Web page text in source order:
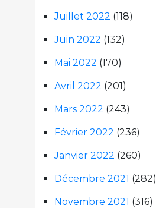
Juillet 2022 (118)
Juin 2022 (132)
Mai 2022 (170)
Avril 2022 (201)
Mars 2022 (243)
Février 2022 (236)
Janvier 2022 (260)
Décembre 2021 (282)
Novembre 2021 (316)